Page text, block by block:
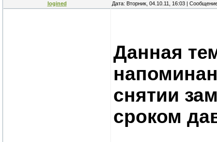
logined Дата: Вторник, 04.10.11, 16:03 |
Данная
снятии
сроком